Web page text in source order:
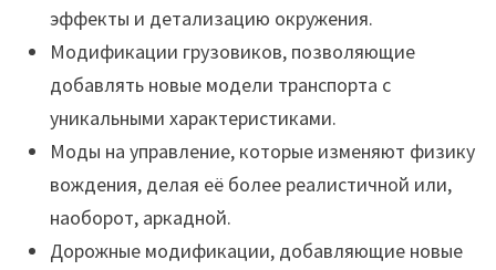
эффекты и детализацию окружения.
Модификации грузовиков, позволяющие
добавлять новые модели транспорта с
уникальными характеристиками.
Моды на управление, которые изменяют физику
вождения, делая её более реалистичной или,
наоборот, аркадной.
Дорожные модификации, добавляющие новые